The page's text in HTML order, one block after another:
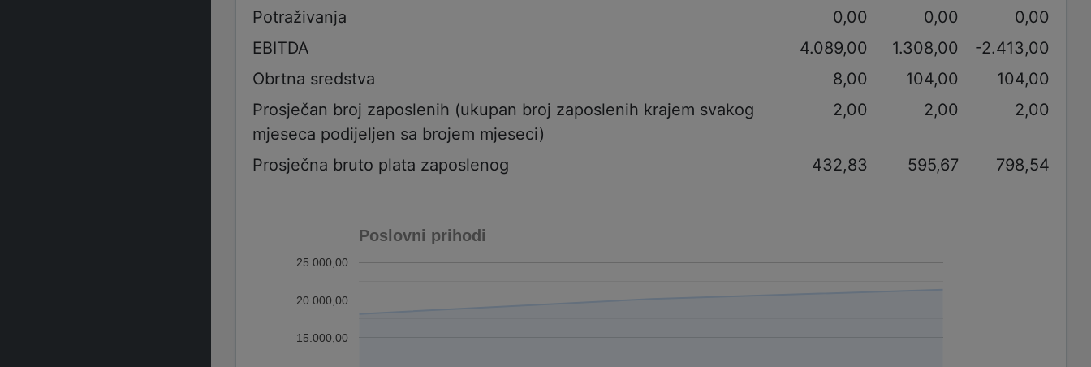
Potraživanja
0,00 0,00
0,00
EBITDA
4.089,00 1.308,00
-2.413,00
Obrtna sredstva
8,00 104,00
104,00
Prosječan broj zaposlenih (ukupan broj zaposlenih krajem svakog
mjeseca podijeljen sa brojem mjeseci)
2,00 2,00 2,00
Prosječna bruto plata zaposlenog 432,83 595,67 798,54
Poslovni prihodi
15.000,00
20.000,00
25.000,00